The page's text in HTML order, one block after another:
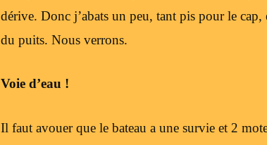
dérive. Donc j’abats un peu, tant pis pour le
du puits. Nous verrons.
Voie d’eau !
Il faut avouer que le bateau a une survie et 2